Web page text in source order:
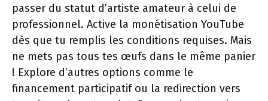
passer du statut d’artiste amateur à celui de
professionnel. Active la monétisation YouTube
dès que tu remplis les conditions requises. Mais
ne mets pas tous tes œufs dans le même panier
! Explore d’autres options comme le
financement participatif ou la redirection vers